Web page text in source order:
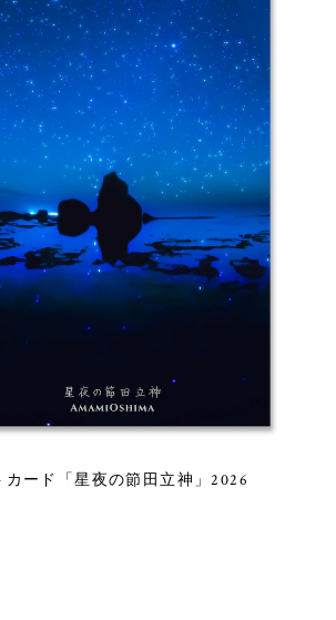
カード「星夜の節田立神」2026